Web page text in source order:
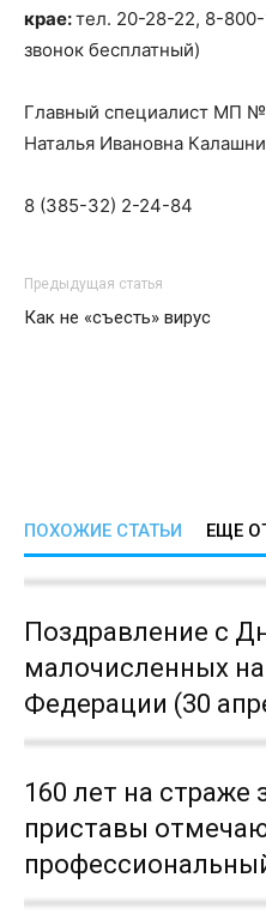
крае:тел. 20-28-22, 8-800-
звонок бесплатный)
Главный специалист МП
Наталья Ивановна
8 (385-32) 2-24-84
Предыдущая статья
Как не «съесть» вирус
ПОХОЖИЕ СТАТЬИ ЕЩЕ
Поздравление с
малочисленных
Федерации (30
160 лет на страже
приставы